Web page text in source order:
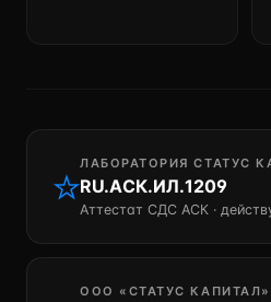
ЛАБОРАТОРИЯ СТАТУС
RU.АСК.ИЛ.1209
Аттестат СДС АСК ·
ООО «СТАТУС КАПИТАЛ»